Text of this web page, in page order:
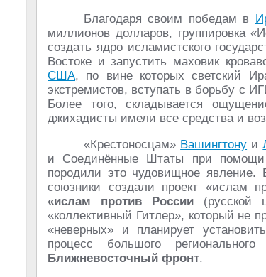
Благодаря своим победам в
миллионов долларов, группировка
создать ядро исламистского
Востоке и запустить маховик
США, по вине которых светский
экстремистов, вступать в борьбу с
Более того, складывается
джихадисты имели все средства и
«Крестоносцам» Вашингтону и
и Соединённые Штаты при помощи
породили это чудовищное
союзники создали проект «ислам
«ислам против России (русской
«коллективный Гитлер», который не
«неверных» и планирует
процесс большого
Ближневосточный фронт.